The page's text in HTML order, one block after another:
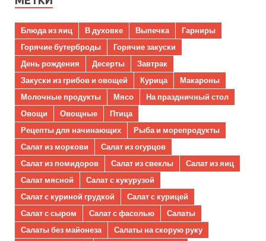
Блюда из яиц В духовке Выпечка
Гарниры
Горячие бутерброды
Горячие закуски
День рождения
Десерты
Завтрак
Закуски из грибов и овощей
Курица
Макароны
Молочные продукты
Мясо
На праздничный стол
Овощи
Овощные
Птица
Рецепты для начинающих
Рыба и морепродукты
Салат из моркови
Салат из огурцов
Салат из помидоров
Салат из свеклы
Салат из яиц
Салат мясной
Салат с кукурузой
Салат с куриной грудкой
Салат с курицей
Салат с сыром
Салат с фасолью
Салаты
Салаты без майонеза
Салаты на скорую руку